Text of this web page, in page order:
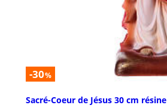
-30%
Sacré-Coeur de Jésus 30 cm résine